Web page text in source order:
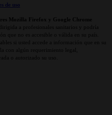
de uso
Mozilla Firefox y Google Chrome
a profesionales sanitarios y podría
que no es accesible o válida en su país.
si usted accede a información que en su
con algún requerimiento legal,
o autorizado su uso.